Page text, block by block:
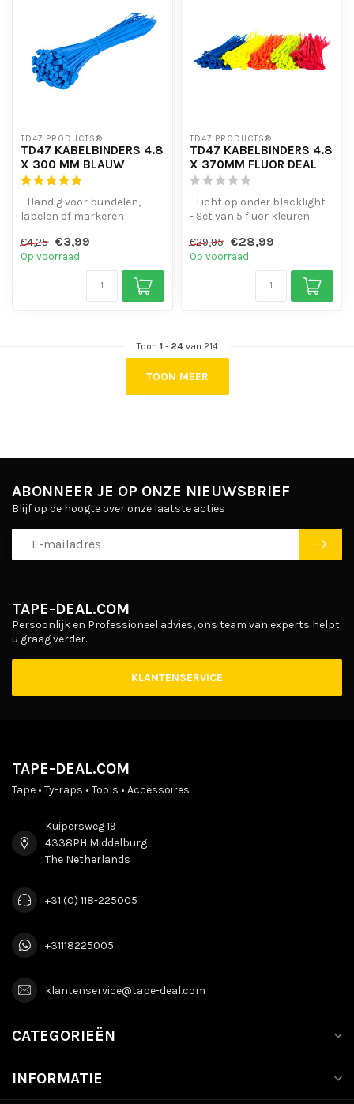
TD47 PRODUCTS®
TD47 KABELBINDERS 4.8
X 300 MM BLAUW
- Handig voor bundelen,
labelen of markeren
- UV-bestend...
€4,25 €3,99
Op voorraad
TD47 PRODUCTS®
TD47 KABELBINDERS 4.8
X 370MM FLUOR DEAL
- Licht op onder blacklight
- Set van 5 fluor kleuren
€29,95 €28,99
Op voorraad
Toon 1- 24van 214
TOON MEER
TAPE-DEAL.COM
Persoonlijk en Professioneel advies, ons team van experts helpt
u graag verder.
KLANTENSERVICE
ABONNEER JE OP ONZE NIEUWSBRIEF
Blijf op de hoogte over onze laatste acties
TAPE-DEAL.COM
Tape • Ty-raps • Tools • Accessoires
Kuipersweg 19
4338PH Middelburg
The Netherlands
+31 (0) 118-225005
+31118225005
klantenservice@tape-deal.com
CATEGORIEËN
INFORMATIE